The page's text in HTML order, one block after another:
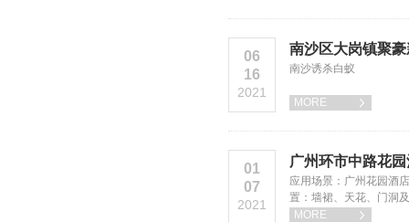
06
16
2021
南沙区大岗镇聚
南沙诱杀白蚁
MORE 
01
07
2021
广州环市中路花
应用场景：广州花园酒
置：墙裙、天花、门洞
果：使用专业预防白蚁
MORE 